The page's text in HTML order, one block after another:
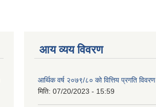
आय व्यय विवरण
आर्थिक वर्ष २०७९/८० को वित्तिय प्रगति विवरण
मिति: 07/20/2023 - 15:59